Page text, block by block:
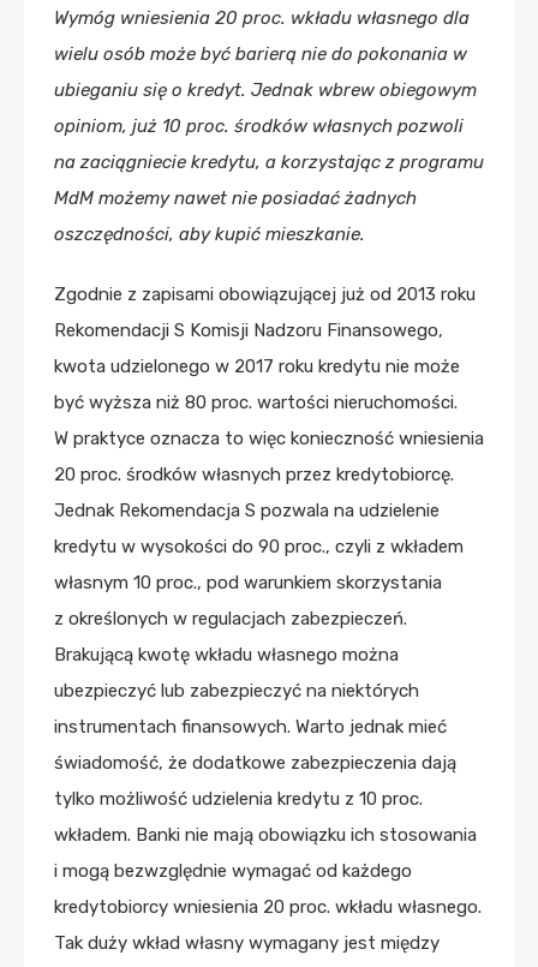
Wymóg wniesienia 20 proc. wkładu własnego dla
wielu osób może być barierą nie do pokonania w
ubieganiu się o kredyt. Jednak wbrew obiegowym
opiniom, już 10 proc. środków własnych pozwoli
na zaciągniecie kredytu, a korzystając z programu
MdM możemy nawet nie posiadać żadnych
oszczędności, aby kupić mieszkanie.
Zgodnie z zapisami obowiązującej już od 2013 roku
Rekomendacji S Komisji Nadzoru Finansowego,
kwota udzielonego w 2017 roku kredytu nie może
być wyższa niż 80 proc. wartości nieruchomości.
W praktyce oznacza to więc konieczność wniesienia
20 proc. środków własnych przez kredytobiorcę.
Jednak Rekomendacja S pozwala na udzielenie
kredytu w wysokości do 90 proc., czyli z wkładem
własnym 10 proc., pod warunkiem skorzystania
z określonych w regulacjach zabezpieczeń.
Brakującą kwotę wkładu własnego można
ubezpieczyć lub zabezpieczyć na niektórych
instrumentach finansowych. Warto jednak mieć
świadomość, że dodatkowe zabezpieczenia dają
tylko możliwość udzielenia kredytu z 10 proc.
wkładem. Banki nie mają obowiązku ich stosowania
i mogą bezwzględnie wymagać od każdego
kredytobiorcy wniesienia 20 proc. wkładu własnego.
Tak duży wkład własny wymagany jest między